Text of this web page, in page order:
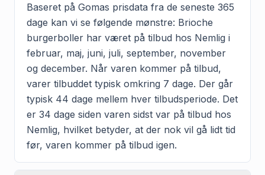
Baseret på Gomas prisdata fra de seneste 365
dage kan vi se følgende mønstre: Brioche
burgerboller har været på tilbud hos Nemlig i
februar, maj, juni, juli, september, november
og december. Når varen kommer på tilbud,
varer tilbuddet typisk omkring 7 dage. Der går
typisk 44 dage mellem hver tilbudsperiode. Det
er 34 dage siden varen sidst var på tilbud hos
Nemlig, hvilket betyder, at der nok vil gå lidt tid
før, varen kommer på tilbud igen.